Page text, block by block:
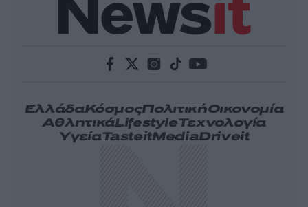
ΕλλάδαΚόσμοςΠολιτικήΟικονομία
ΑθλητικάLifestyleΤεχνολογία
ΥγείαTasteitMediaDriveit